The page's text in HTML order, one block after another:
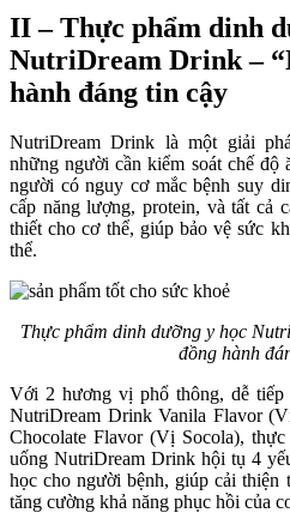
II – Thực phẩm dinh
NutriDream Drink –
hành đáng tin cậy
NutriDream Drink là một giải
những người cần kiểm soát chế độ
người có nguy cơ mắc bệnh suy
cấp năng lượng, protein, và tất cả
thiết cho cơ thể, giúp bảo vệ sức
thể.
Thực phẩm dinh dưỡng y học
đồng hành
Với 2 hương vị phổ thông, dễ tiếp
NutriDream Drink Vanila Flavor
Chocolate Flavor (Vị Socola),
uống NutriDream Drink hội tụ 4
học cho người bệnh, giúp cải thiện
tăng cường khả năng phục hồi của